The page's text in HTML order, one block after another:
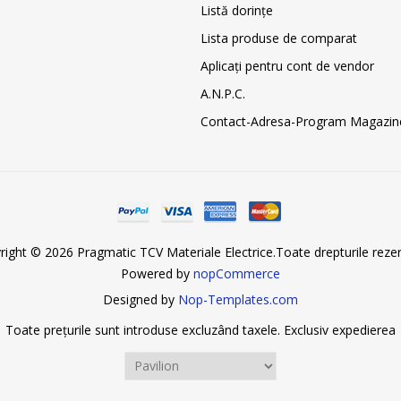
Listă dorințe
Lista produse de comparat
Aplicați pentru cont de vendor
A.N.P.C.
Contact-Adresa-Program
© 2026 Pragmatic TCV Materiale Electrice.Toate drepturile
Powered by nopCommerce
Designed by Nop-Templates.com
Toate prețurile sunt introduse excluzând taxele. Exclusiv expedierea